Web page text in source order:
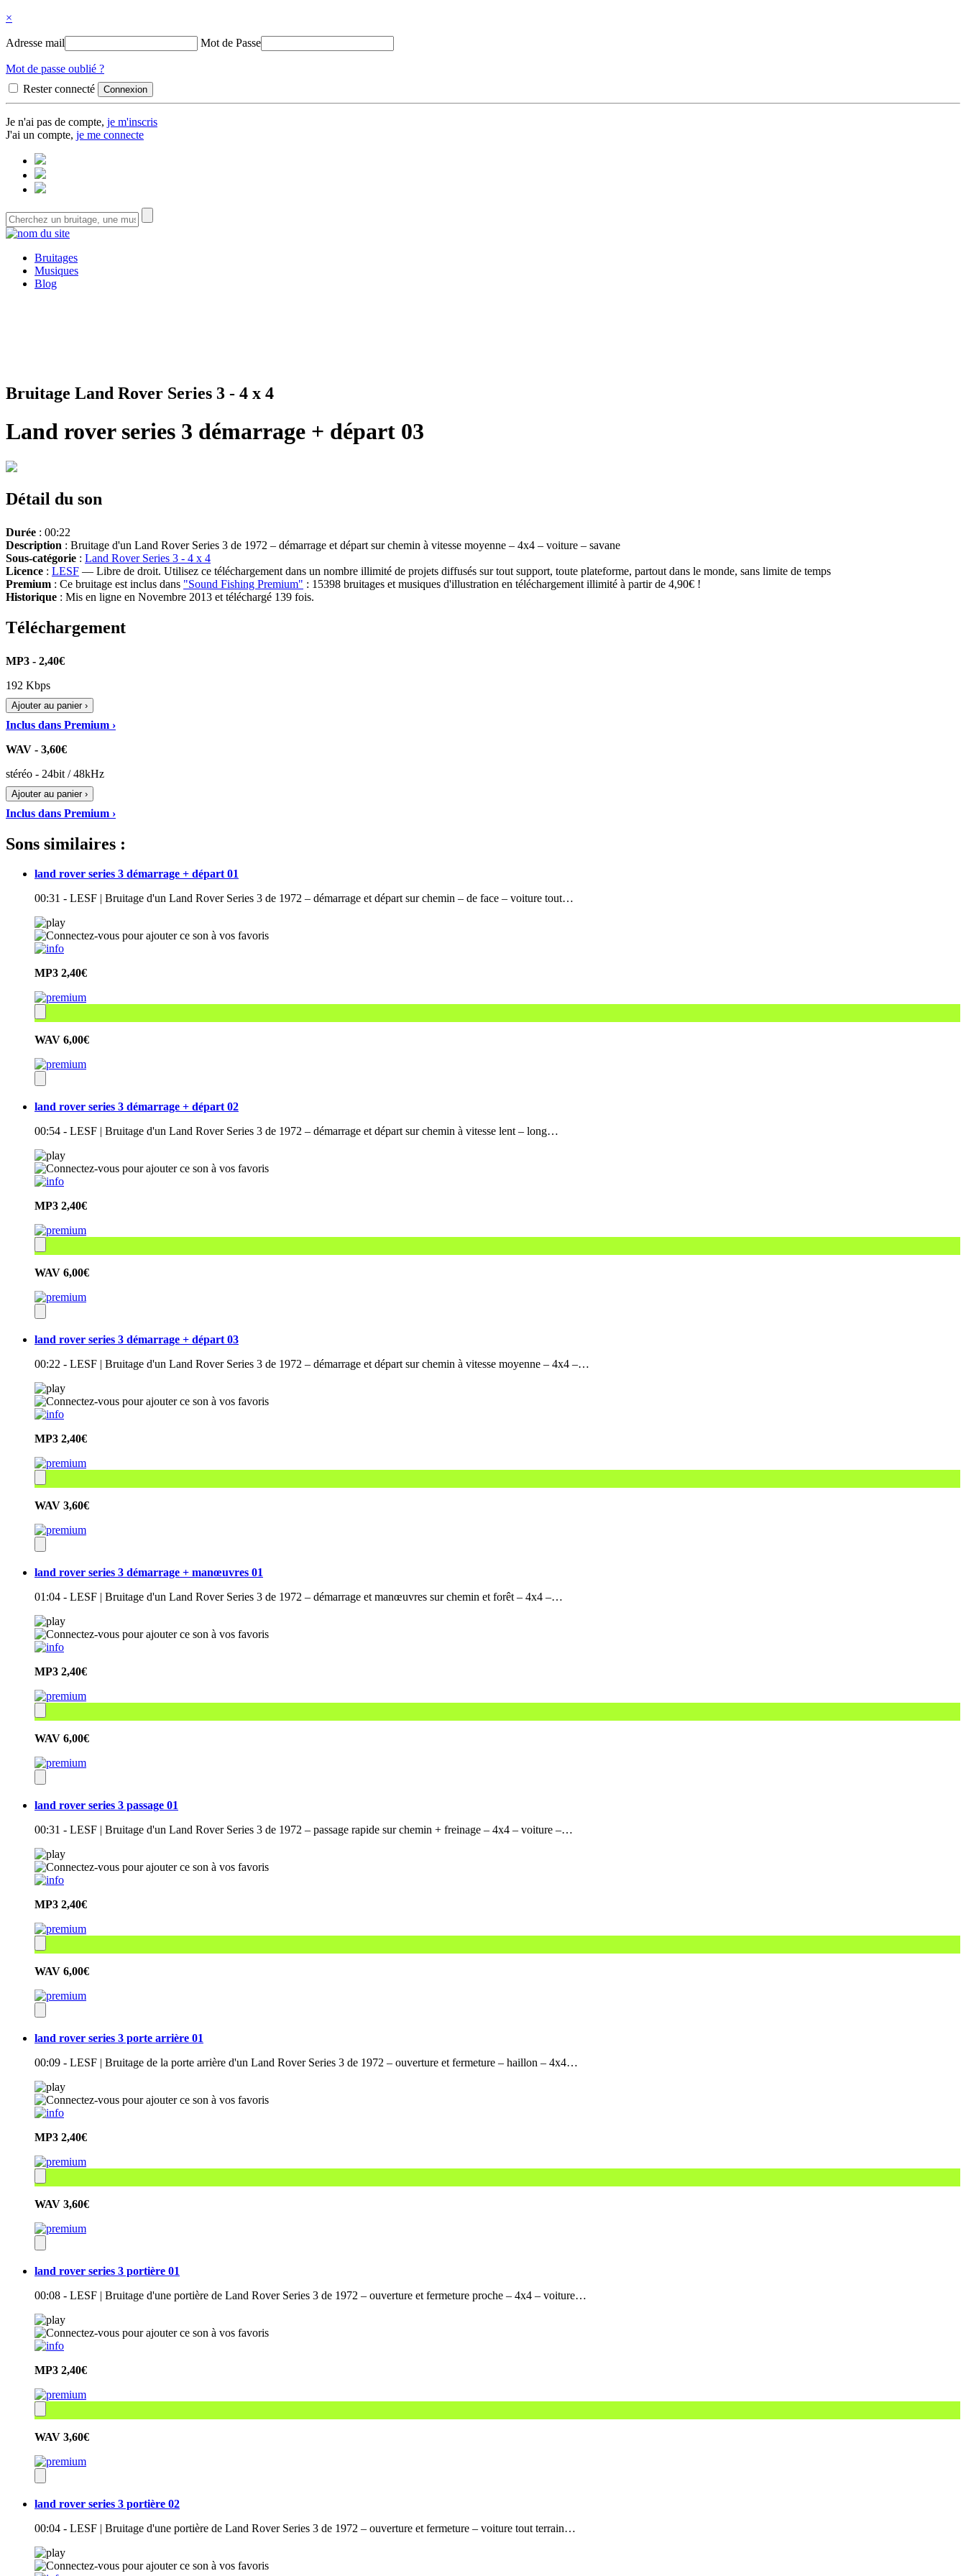
×
Adresse mail Mot de Passe
Mot de passe oublié ?
Rester connecté
Je n'ai pas de compte, je m'inscris
J'ai un compte, je me connecte
Bruitages
Musiques
Blog
Bruitage Land Rover Series 3 - 4 x 4
Land rover series 3 démarrage + départ 03
Détail du son
Durée : 00:22
Description : Bruitage d'un Land Rover Series 3 de 1972 – démarrage et départ sur chemin à vitesse moyenne – 4x4 – voiture – savane
Sous-catégorie : Land Rover Series 3 - 4 x 4
Licence : LESF — Libre de droit. Utilisez ce téléchargement dans un nombre illimité de projets diffusés sur tout support, toute plateforme, partout dans le monde, sans limite de temps
Premium : Ce bruitage est inclus dans "Sound Fishing Premium" : 15398 bruitages et musiques d'illustration en téléchargement illimité à partir de 4,90€ !
Historique : Mis en ligne en Novembre 2013 et téléchargé 139 fois.
Téléchargement
MP3 - 2,40€
192 Kbps
Ajouter au panier ›
Inclus dans Premium ›
WAV - 3,60€
stéréo - 24bit / 48kHz
Ajouter au panier ›
Inclus dans Premium ›
Sons similaires :
land rover series 3 démarrage + départ 01
00:31 - LESF | Bruitage d'un Land Rover Series 3 de 1972 – démarrage et départ sur chemin – de face – voiture tout…
MP3 2,40€
WAV 6,00€
land rover series 3 démarrage + départ 02
00:54 - LESF | Bruitage d'un Land Rover Series 3 de 1972 – démarrage et départ sur chemin à vitesse lent – long…
MP3 2,40€
WAV 6,00€
land rover series 3 démarrage + départ 03
00:22 - LESF | Bruitage d'un Land Rover Series 3 de 1972 – démarrage et départ sur chemin à vitesse moyenne – 4x4 –…
MP3 2,40€
WAV 3,60€
land rover series 3 démarrage + manœuvres 01
01:04 - LESF | Bruitage d'un Land Rover Series 3 de 1972 – démarrage et manœuvres sur chemin et forêt – 4x4 –…
MP3 2,40€
WAV 6,00€
land rover series 3 passage 01
00:31 - LESF | Bruitage d'un Land Rover Series 3 de 1972 – passage rapide sur chemin + freinage – 4x4 – voiture –…
MP3 2,40€
WAV 6,00€
land rover series 3 porte arrière 01
00:09 - LESF | Bruitage de la porte arrière d'un Land Rover Series 3 de 1972 – ouverture et fermeture – haillon – 4x4…
MP3 2,40€
WAV 3,60€
land rover series 3 portière 01
00:08 - LESF | Bruitage d'une portière de Land Rover Series 3 de 1972 – ouverture et fermeture proche – 4x4 – voiture…
MP3 2,40€
WAV 3,60€
land rover series 3 portière 02
00:04 - LESF | Bruitage d'une portière de Land Rover Series 3 de 1972 – ouverture et fermeture – voiture tout terrain…